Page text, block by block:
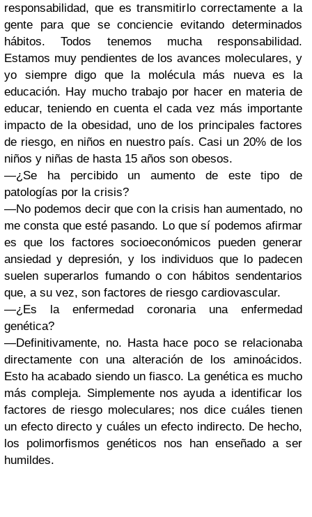
responsabilidad, que es transmitirlo correctamente a la
gente para que se conciencie evitando determinados
hábitos. Todos tenemos mucha responsabilidad.
Estamos muy pendientes de los avances moleculares, y
yo siempre digo que la molécula más nueva es la
educación. Hay mucho trabajo por hacer en materia de
educar, teniendo en cuenta el cada vez más importante
impacto de la obesidad, uno de los principales factores
de riesgo, en niños en nuestro país. Casi un 20% de los
niños y niñas de hasta 15 años son obesos.
—¿Se ha percibido un aumento de este tipo de
patologías por la crisis?
—No podemos decir que con la crisis han aumentado, no
me consta que esté pasando. Lo que sí podemos afirmar
es que los factores socioeconómicos pueden generar
ansiedad y depresión, y los individuos que lo padecen
suelen superarlos fumando o con hábitos sendentarios
que, a su vez, son factores de riesgo cardiovascular.
—¿Es la enfermedad coronaria una enfermedad
genética?
—Definitivamente, no. Hasta hace poco se relacionaba
directamente con una alteración de los aminoácidos.
Esto ha acabado siendo un fiasco. La genética es mucho
más compleja. Simplemente nos ayuda a identificar los
factores de riesgo moleculares; nos dice cuáles tienen
un efecto directo y cuáles un efecto indirecto. De hecho,
los polimorfismos genéticos nos han enseñado a ser
humildes.